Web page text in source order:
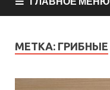
МЕТКА: ГРИБНЫЕ